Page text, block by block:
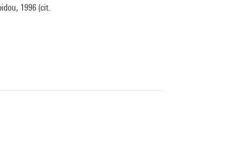
1996 (cit.